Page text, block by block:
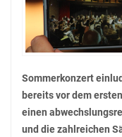
Kooperationen
IT & Print
Stadtbücherei
Wirtschaft
Sommerkonzert
bereits vor dem
einen
und die zahlreichen